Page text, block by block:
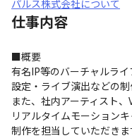
パルス株式会社について
仕事内容
■概要
有名IP等のバーチャルラ
設定・ライブ演出などの制
また、社内アーティスト
リアルタイムモーション
制作を担当していただきま